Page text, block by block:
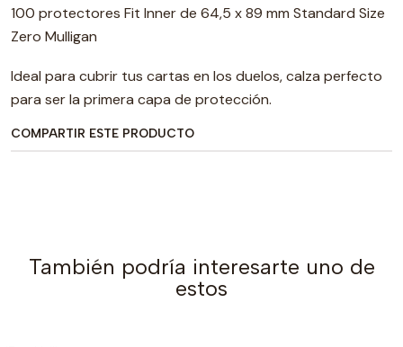
100 protectores Fit Inner de 64,5 x 89 mm Standard Size
Zero Mulligan
Ideal para cubrir tus cartas en los duelos, calza perfecto
para ser la primera capa de protección.
COMPARTIR ESTE PRODUCTO
También podría interesarte uno de
estos